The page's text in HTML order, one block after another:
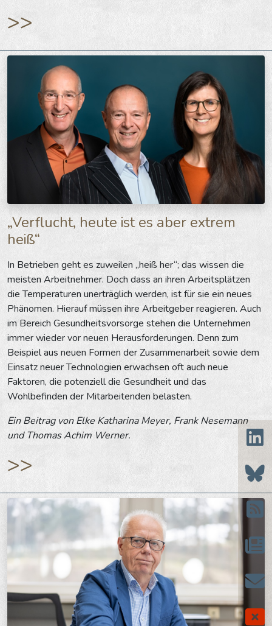
>>
„Verflucht, heute ist es aber extrem
heiß“
In Betrieben geht es zuweilen „heiß her“; das wissen die
meisten Arbeitnehmer. Doch dass an ihren Arbeitsplätzen
die Temperaturen unerträglich werden, ist für sie ein neues
Phänomen. Hierauf müssen ihre Arbeitgeber reagieren. Auch
im Bereich Gesundheitsvorsorge stehen die Unternehmen
immer wieder vor neuen Herausforderungen. Denn zum
Beispiel aus neuen Formen der Zusammenarbeit sowie dem
Einsatz neuer Technologien erwachsen oft auch neue
Faktoren, die potenziell die Gesundheit und das
Wohlbefinden der Mitarbeitenden belasten.
Ein Beitrag von Elke Katharina Meyer, Frank Nesemann
und Thomas Achim Werner.
>>